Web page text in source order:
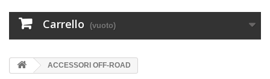
Carrello (vuoto)
ACCESSORI OFF-ROAD